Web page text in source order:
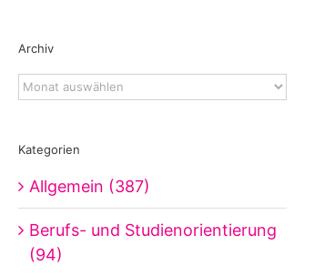
Archiv
Archiv
Kategorien
Allgemein (387)
Berufs- und Studienorientierung
(94)